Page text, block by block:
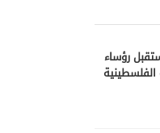
رؤساء
الفلسطينية